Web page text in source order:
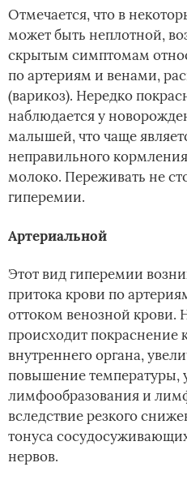
Отмечается, что в
может быть неплотной,
скрытым симптомам
по артериям и венами,
(варикоз). Нередко
наблюдается у
малышей, что чаще
неправильного
молоко. Переживать не
гиперемии.
Артериальной
Этот вид гиперемии
притока крови по
оттоком венозной крови.
происходит покраснение
внутреннего органа,
повышение температуры,
лимфообразования и
вследствие резкого
тонуса
нервов.